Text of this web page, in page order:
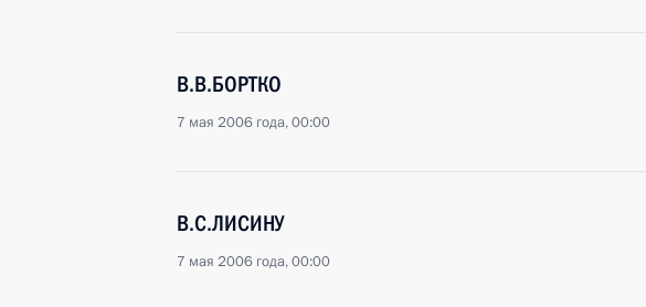
В.В.БОРТКО
7 мая 2006 года, 00:00
В.С.ЛИСИНУ
7 мая 2006 года, 00:00